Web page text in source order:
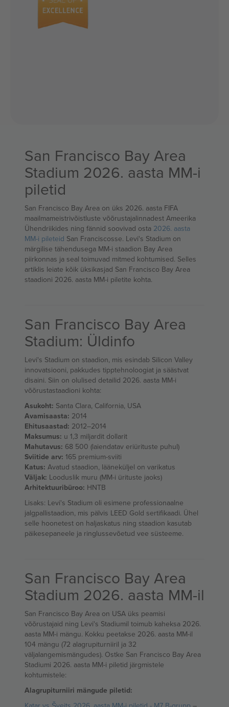
San Francisco Bay Area
Stadium 2026. aasta MM-i
piletid
San Francisco Bay Area on üks 2026. aasta FIFA
maailmameistrivõistluste võõrustajalinnadest Ameerika
Ühendriikides ning fännid soovivad osta 2026. aasta
MM-i pileteid San Franciscosse. Levi's Stadium on
märgilise tähendusega MM-i staadion Bay Area
piirkonnas ja seal toimuvad mitmed kohtumised. Selles
artiklis leiate kõik üksikasjad San Francisco Bay Area
staadioni 2026. aasta MM-i piletite kohta.
San Francisco Bay Area
Stadium: Üldinfo
Levi's Stadium on staadion, mis esindab Silicon Valley
innovatsiooni, pakkudes tipptehnoloogiat ja säästvat
disaini. Siin on olulised detailid 2026. aasta MM-i
võõrustastaadioni kohta:
Asukoht: Santa Clara, California, USA
Avamisaasta: 2014
Ehitusaastad: 2012–2014
Maksumus: u 1,3 miljardit dollarit
Mahutavus: 68 500 (laiendatav eriürituste puhul)
Sviitide arv: 165 premium-sviiti
Katus: Avatud staadion, lääneküljel on varikatus
Väljak: Looduslik muru (MM-i ürituste jaoks)
Arhitektuuribüroo: HNTB
Lisaks: Levi's Stadium oli esimene professionaalne
jalgpallistaadion, mis pälvis LEED Gold sertifikaadi. Ühel
selle hoonetest on haljaskatus ning staadion kasutab
päikesepaneele ja ringlussevõetud vee süsteeme.
San Francisco Bay Area
Stadium 2026. aasta MM-il
San Francisco Bay Area on USA üks peamisi
võõrustajaid ning Levi's Stadiumil toimub kaheksa 2026.
aasta MM-i mängu. Kokku peetakse 2026. aasta MM-il
104 mängu (72 alagrupiturniiril ja 32
väljalangemismängudes). Ostke San Francisco Bay Area
Stadiumi 2026. aasta MM-i piletid järgmistele
kohtumistele:
Alagrupiturniiri mängude piletid: